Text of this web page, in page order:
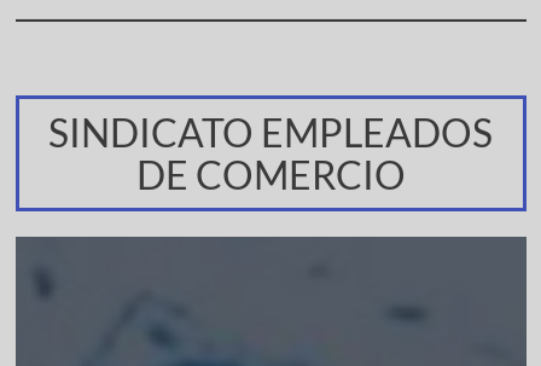
SINDICATO EMPLEADOS
DE COMERCIO